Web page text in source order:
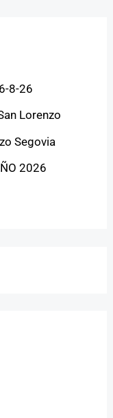
8-26
Lorenzo
Segovia
2026